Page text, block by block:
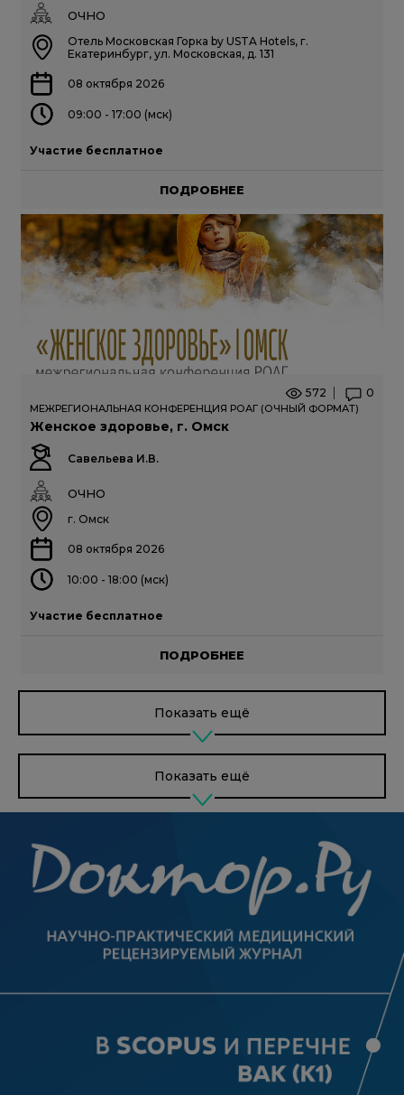
ОЧНО
Отель Московская Горка by USTA Hotels, г.
Екатеринбург, ул. Московская, д. 131
08 октября 2026
09:00 - 17:00 (мск)
Участие бесплатное
ПОДРОБНЕЕ
572 0
МЕЖРЕГИОНАЛЬНАЯ КОНФЕРЕНЦИЯ РОАГ (ОЧНЫЙ ФОРМАТ)
Женское здоровье, г. Омск
Савельева И.В.
ОЧНО
г. Омск
08 октября 2026
10:00 - 18:00 (мск)
Участие бесплатное
ПОДРОБНЕЕ
Показать ещё
Показать ещё